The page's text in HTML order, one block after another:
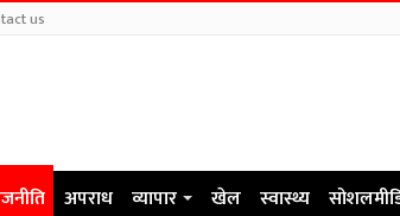
us
अपराध व्यापार खेल स्वास्थ्य